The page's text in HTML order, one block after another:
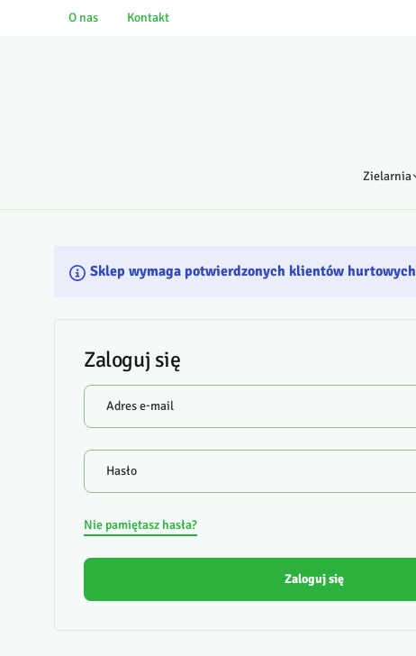
O nas Kontakt
Zielarnia
Sklep wymaga potwierdzonych klientów hurtowych
Zaloguj się
Adres e-mail
Hasło
Nie pamiętasz hasła?
Zaloguj się